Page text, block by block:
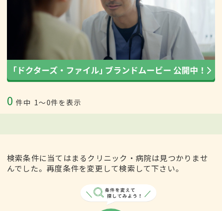
0 件中 1〜0件を表示
検索条件に当てはまるクリニック・病院は見つかりませ
んでした。再度条件を変更して検索して下さい。